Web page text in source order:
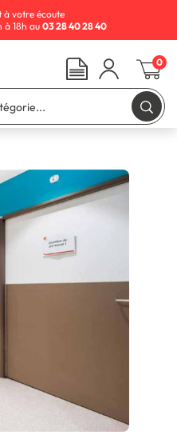
à votre écoute
à 18h au 03 28 40 28 40
0